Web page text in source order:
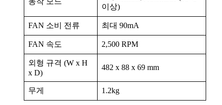
이상)
FAN 소비 전류 최대 90mA
FAN 속도 2,500 RPM
외형 규격 (W x H
x D)
482 x 88 x 69 mm
무게 1.2kg